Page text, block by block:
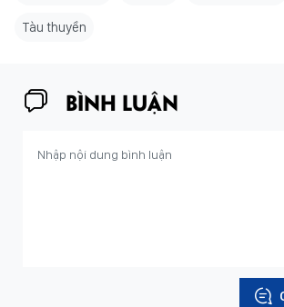
Tàu thuyền
BÌNH LUẬN